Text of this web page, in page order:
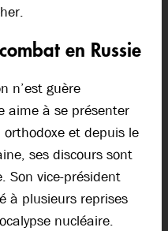
en Russie
n’est guère
aime à se présenter
et depuis le
ses discours sont
Son vice-président
à plusieurs reprises
nucléaire.